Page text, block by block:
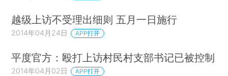
越级上访不受理出细则 五月一日施行
2014年04月24日 APP打开
平度官方：殴打上访村民村支部书记已被控制
2014年04月02日 APP打开